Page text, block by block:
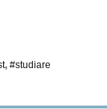
, #studiare